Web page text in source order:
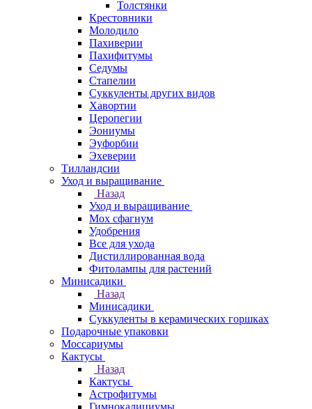
Толстянки
Крестовники
Молодило
Пахиверии
Пахифитумы
Седумы
Стапелии
Суккуленты других видов
Хавортии
Церопегии
Эониумы
Эуфорбии
Эхеверии
Тилландсии
Уход и выращивание
Назад
Уход и выращивание
Мох сфагнум
Удобрения
Все для ухода
Дистиллированная вода
Фитолампы для растений
Минисадики
Назад
Минисадики
Суккуленты в керамических горшках
Подарочные упаковки
Моссариумы
Кактусы
Назад
Кактусы
Астрофитумы
Гимнокалициумы